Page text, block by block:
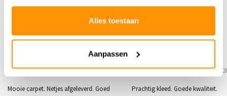
Alles toestaan
Aanpassen
5/ Gemiddelde uit 2 beoordelingen
Gepost door:Julioop 1 Januari 2026
Mooie carpet. Netjes afgeleverd. Goed
Gepost door:Elsop 3 September
Prachtig kleed. Goede kwaliteit.